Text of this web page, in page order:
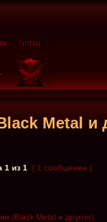
Metal и
1 из 1
[ 1 сообщение ]
(Black Metal и другое)